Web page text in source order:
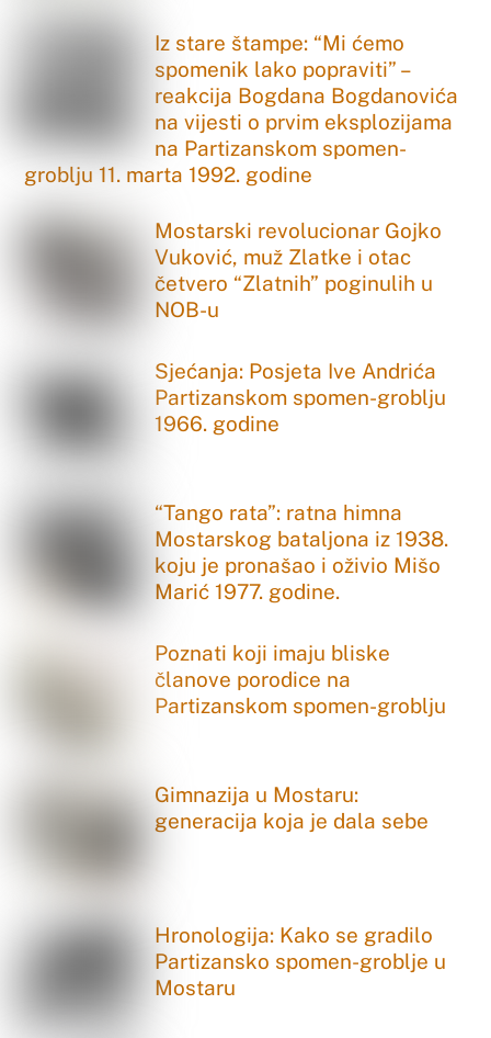
Iz stare štampe: “Mi ćemo
spomenik lako popraviti” –
reakcija Bogdana Bogdanovića
na vijesti o prvim eksplozijama
na Partizanskom spomen-
groblju 11. marta 1992. godine
Mostarski revolucionar Gojko
Vuković, muž Zlatke i otac
četvero “Zlatnih” poginulih u
NOB-u
Sjećanja: Posjeta Ive Andrića
Partizanskom spomen-groblju
1966. godine
“Tango rata”: ratna himna
Mostarskog bataljona iz 1938.
koju je pronašao i oživio Mišo
Marić 1977. godine.
Poznati koji imaju bliske
članove porodice na
Partizanskom spomen-groblju
Gimnazija u Mostaru:
generacija koja je dala sebe
Hronologija: Kako se gradilo
Partizansko spomen-groblje u
Mostaru